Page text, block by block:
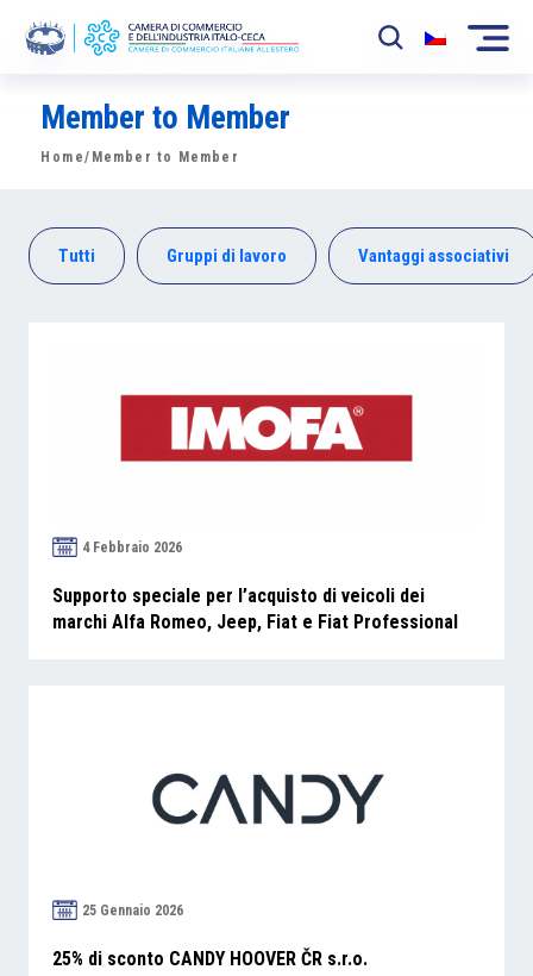
La Camera
News
Eventi
Sviluppo Mercato
Member to Member
Home/Member to Member
Tutti Gruppi di lavoro Vantaggi associativi
4 Febbraio 2026
Supporto speciale per l’acquisto di veicoli dei
marchi Alfa Romeo, Jeep, Fiat e Fiat Professional
25 Gennaio 2026
25% di sconto CANDY HOOVER ČR s.r.o.